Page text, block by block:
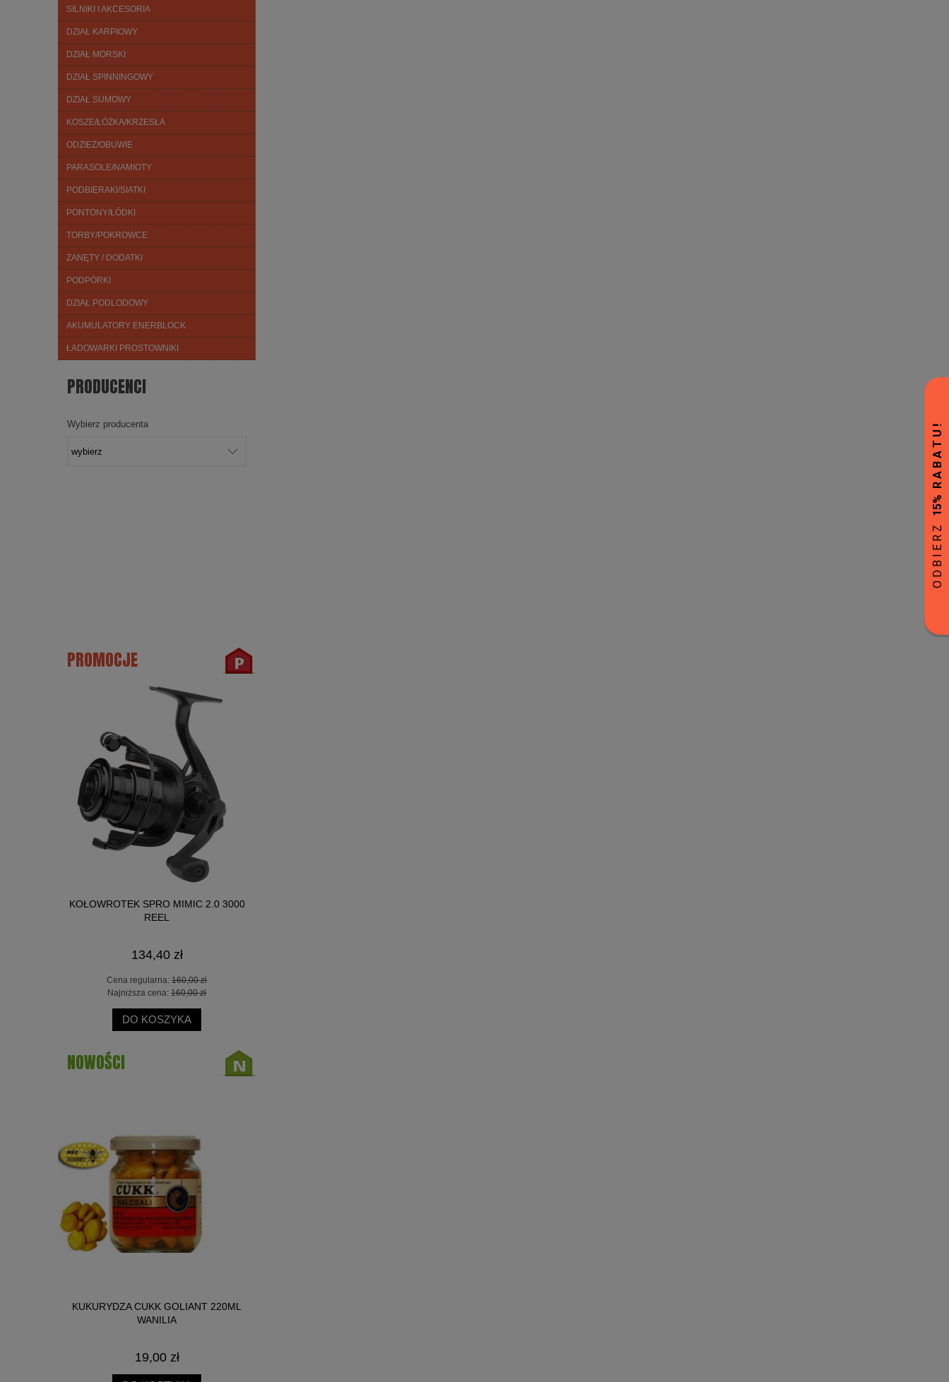
SILNIKI I AKCESORIA
DZIAŁ KARPIOWY
DZIAŁ MORSKI
DZIAŁ SPINNINGOWY
DZIAŁ SUMOWY
KOSZE/ŁÓŻKA/KRZESŁA
ODZIEŻ/OBUWIE
PARASOLE/NAMIOTY
PODBIERAKI/SIATKI
PONTONY/ŁÓDKI
TORBY/POKROWCE
ZANĘTY / DODATKI
PODPÓRKI
DZIAŁ PODLODOWY
AKUMULATORY ENERBLOCK
ŁADOWARKI PROSTOWNIKI
PRODUCENCI
Wybierz producenta
PROMOCJE
KOŁOWROTEK SPRO MIMIC 2.0 3000
REEL
134,40 zł
Cena regularna: 160,00 zł
Najniższa cena: 160,00 zł
DO KOSZYKA
NOWOŚCI
KUKURYDZA CUKK GOLIANT 220ML
WANILIA
19,00 zł